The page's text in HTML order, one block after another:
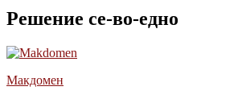
Решение се-во-едно
Макдомен